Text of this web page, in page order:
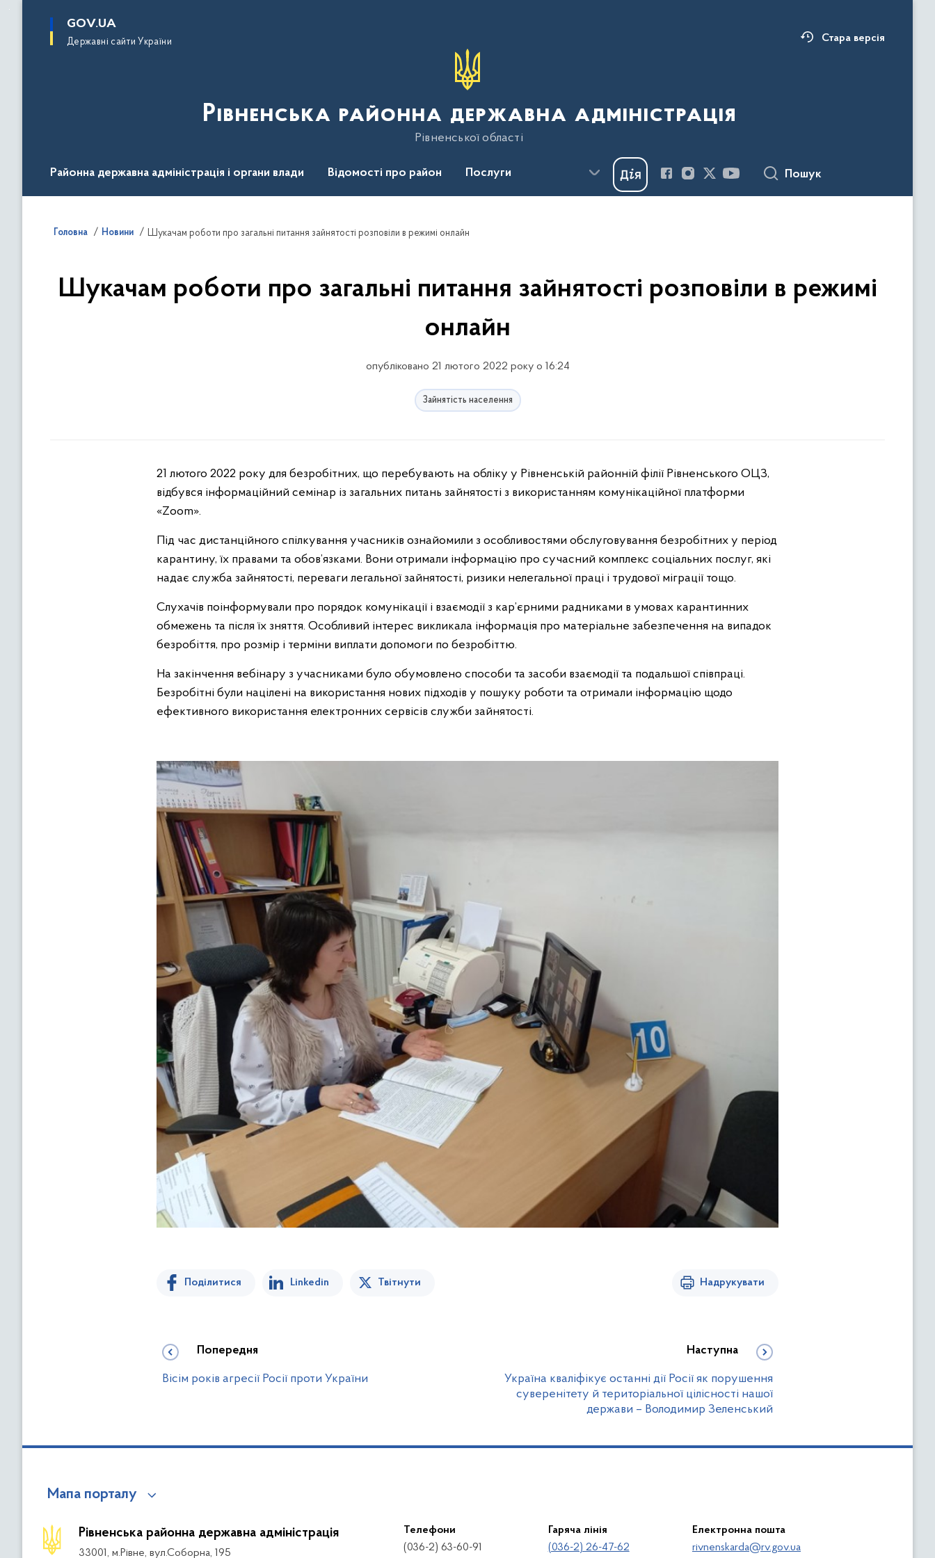
основного
GOV.UA
Державні сайти України Стара версія
Рівненська районна державна адміністрація
Рівненської області
Районна державна адміністрація і органи влади Відомості про район Послуги Пошук
Головна Новини Шукачам роботи про загальні питання зайнятості розповіли в режимі онлайн
Шукачам роботи про загальні питання зайнятості розповіли в режимі
онлайн
опубліковано 21 лютого 2022 року о 16:24
Зайнятість населення
21 лютого 2022 року для безробітних, що перебувають на обліку у Рівненській районній філії Рівненського ОЦЗ,
відбувся інформаційний семінар із загальних питань зайнятості з використанням комунікаційної платформи
«Zoom».
Під час дистанційного спілкування учасників ознайомили з особливостями обслуговування безробітних у період
карантину, їх правами та обов’язками. Вони отримали інформацію про сучасний комплекс соціальних послуг, які
надає служба зайнятості, переваги легальної зайнятості, ризики нелегальної праці і трудової міграції тощо.
Слухачів поінформували про порядок комунікації і взаємодії з кар’єрними радниками в умовах карантинних
обмежень та після їх зняття. Особливий інтерес викликала інформація про матеріальне забезпечення на випадок
безробіття, про розмір і терміни виплати допомоги по безробіттю.
На закінчення вебінару з учасниками було обумовлено способи та засоби взаємодії та подальшої співпраці.
Безробітні були націлені на використання нових підходів у пошуку роботи та отримали інформацію щодо
ефективного використання електронних сервісів служби зайнятості.
Поділитися Linkedin Твітнути Надрукувати
Попередня
Вісім років агресії Росії проти України
Наступна
Україна кваліфікує останні дії Росії як порушення
суверенітету й територіальної цілісності нашої
держави – Володимир Зеленський
Мапа порталу
Рівненська районна державна адміністрація
33001, м.Рівне, вул.Соборна, 195
Телефони
(036-2) 63-60-91
Гаряча лінія
(036-2) 26-47-62
Електронна пошта
rivnenskarda@rv.gov.ua